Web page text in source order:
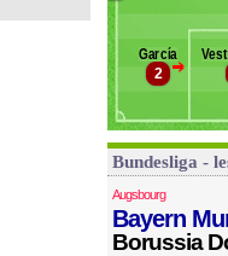
Eggestein
Lorenzen
>
2
García
Bundesliga -
Augsbourg
Bayern
Borussia